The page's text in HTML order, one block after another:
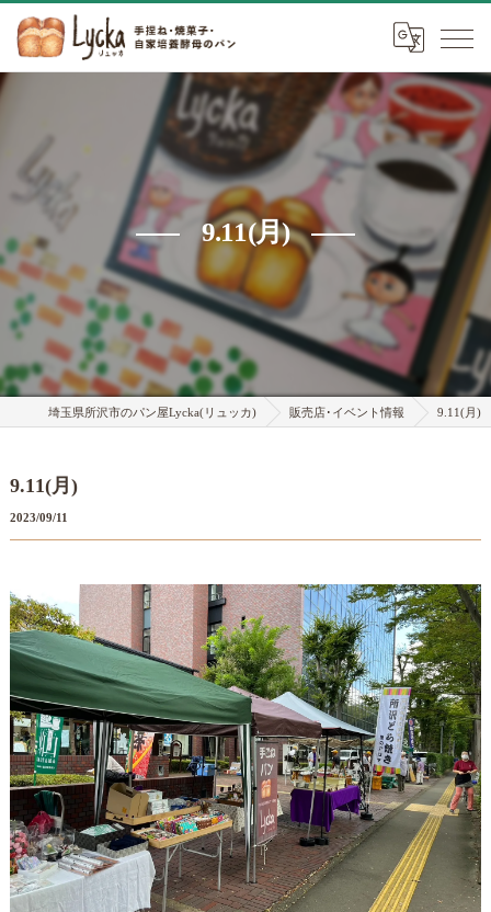
9.11(月)
埼玉県所沢市のパン屋Lycka(リュッカ) 販売店･イベント情報 9.11(月)
9.11(月)
2023/09/11